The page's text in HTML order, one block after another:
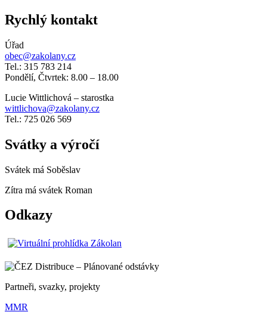
Rychlý kontakt
Úřad
obec@zakolany.cz
Tel.: 315 783 214
Pondělí, Čtvrtek: 8.00 – 18.00
Lucie Wittlichová – starostka
wittlichova@zakolany.cz
Tel.: 725 026 569
Svátky a výročí
Svátek má Soběslav
Zítra má svátek Roman
Odkazy
Partneři, svazky, projekty
MMR